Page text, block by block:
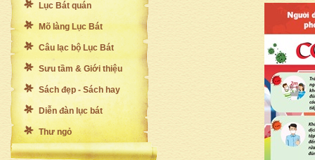
Lục Bát quán
Mõ làng Lục Bát
Câu lạc bộ Lục Bát
Sưu tầm & Giới thiệu
Sách đẹp - Sách hay
Diễn đàn lục bát
Thư ngỏ